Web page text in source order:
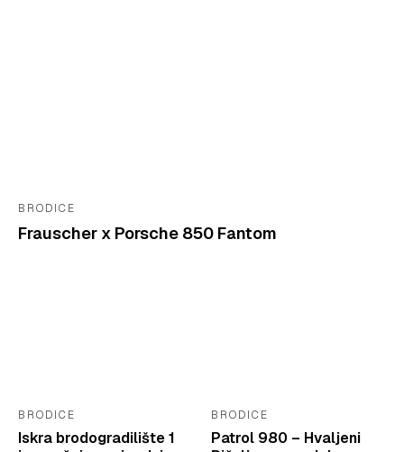
BRODICE
Frauscher x Porsche 850 Fantom
BRODICE
Iskra brodogradilište 1
BRODICE
Patrol 980 – Hvaljeni